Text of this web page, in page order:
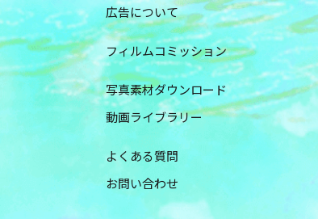
広告について
フィルムコミッション
写真素材ダウンロード
動画ライブラリー
よくある質問
お問い合わせ